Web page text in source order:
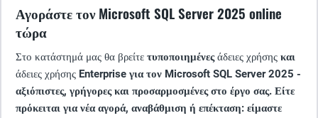
Αγοράστε τον Microsoft SQL Server 2025 online
τώρα
Στο κατάστημά μας θα βρείτε τυποποιημένεςάδειες χρήσης και
άδειες χρήσης Enterprise για τον Microsoft SQL Server 2025 -
αξιόπιστες, γρήγορες και προσαρμοσμένες στο έργο σας. Είτε
πρόκειται για νέα αγορά, αναβάθμιση ή επέκταση: είμαστε